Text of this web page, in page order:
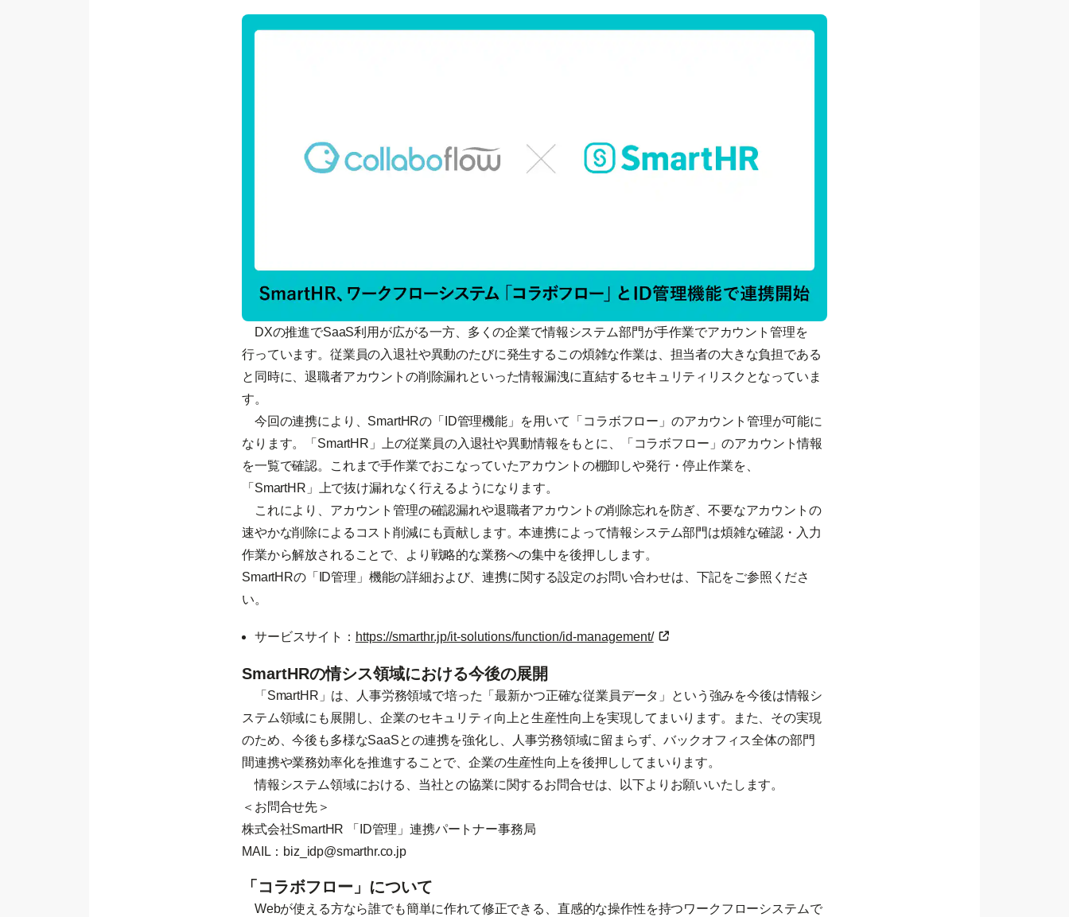
DXの推進でSaaS利用が広がる一方、多くの企業で情報システム部門が手作業でアカウント管理を
行っています。従業員の入退社や異動のたびに発生するこの煩雑な作業は、担当者の大きな負担である
と同時に、退職者アカウントの削除漏れといった情報漏洩に直結するセキュリティリスクとなっていま
す。
今回の連携により、SmartHRの「ID管理機能」を用いて「コラボフロー」のアカウント管理が可能に
なります。「SmartHR」上の従業員の入退社や異動情報をもとに、「コラボフロー」のアカウント情報
を一覧で確認。これまで手作業でおこなっていたアカウントの棚卸しや発行・停止作業を、
「SmartHR」上で抜け漏れなく行えるようになります。
これにより、アカウント管理の確認漏れや退職者アカウントの削除忘れを防ぎ、不要なアカウントの
速やかな削除によるコスト削減にも貢献します。本連携によって情報システム部門は煩雑な確認・入力
作業から解放されることで、より戦略的な業務への集中を後押しします。
SmartHRの「ID管理」機能の詳細および、連携に関する設定のお問い合わせは、下記をご参照くださ
い。
サービスサイト： https://smarthr.jp/it-solutions/function/id-management/
SmartHRの情シス領域における今後の展開
「SmartHR」は、人事労務領域で培った「最新かつ正確な従業員データ」という強みを今後は情報シ
ステム領域にも展開し、企業のセキュリティ向上と生産性向上を実現してまいります。また、その実現
のため、今後も多様なSaaSとの連携を強化し、人事労務領域に留まらず、バックオフィス全体の部門
間連携や業務効率化を推進することで、企業の生産性向上を後押ししてまいります。
情報システム領域における、当社との協業に関するお問合せは、以下よりお願いいたします。
＜お問合せ先＞
株式会社SmartHR 「ID管理」連携パートナー事務局
MAIL： biz_idp@smarthr.co.jp
「コラボフロー」について
Webが使える方なら誰でも簡単に作れて修正できる、直感的な操作性を持つワークフローシステムで